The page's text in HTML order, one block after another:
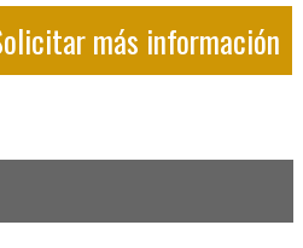
más información